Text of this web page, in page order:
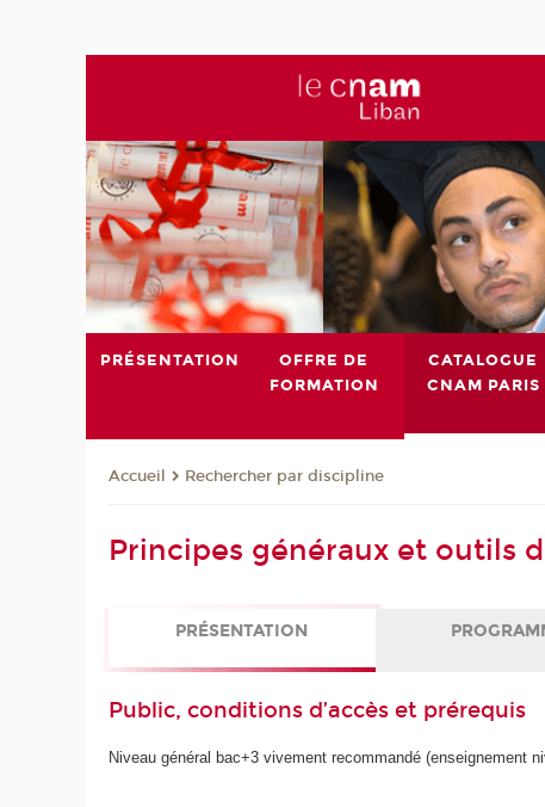
PRÉSENTATION
OFFRE DE
FORMATION
CATALOGUE
CNAM PARIS
Accueil Rechercher par discipline
Principes généraux et outils
PRÉSENTATION
Public, conditions d’accès et prérequis
Niveau général bac+3 vivement recommandé (enseignement